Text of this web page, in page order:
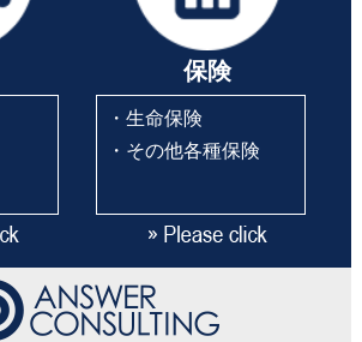
保険
・生命保険
・その他各種保険